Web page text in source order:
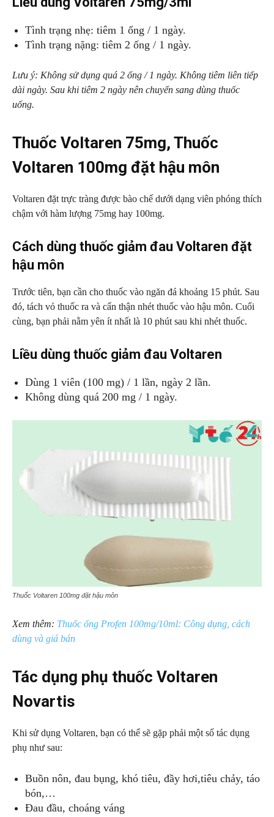
Tình trạng nhẹ: tiêm 1 ống / 1 ngày.
Tình trạng nặng: tiêm 2 ống / 1 ngày.
Lưu ý: Không sử dụng quá 2 ống / 1 ngày. Không tiêm liên tiếp
dài ngày. Sau khi tiêm 2 ngày nên chuyển sang dùng thuốc
uống.
Thuốc Voltaren 75mg, Thuốc
Voltaren 100mg đặt hậu môn
Voltaren đặt trực tràng được bào chế dưới dạng viên phóng thích
chậm với hàm lượng 75mg hay 100mg.
Cách dùng thuốc giảm đau Voltaren đặt
hậu môn
Trước tiên, bạn cần cho thuốc vào ngăn đá khoảng 15 phút. Sau
đó, tách vỏ thuốc ra và cẩn thận nhét thuốc vào hậu môn. Cuối
cùng, bạn phải nằm yên ít nhất là 10 phút sau khi nhét thuốc.
Liều dùng thuốc giảm đau Voltaren
Dùng 1 viên (100 mg) / 1 lần, ngày 2 lần.
Không dùng quá 200 mg / 1 ngày.
Thuốc Voltaren 100mg đặt hậu môn
Xem thêm: Thuốc ống Profen 100mg/10ml: Công dụng, cách
dùng và giá bán
Tác dụng phụ thuốc Voltaren
Novartis
Khi sử dụng Voltaren, bạn có thể sẽ gặp phải một số tác dụng
phụ như sau:
Buồn nôn, đau bụng, khó tiêu, đầy hơi,tiêu chảy, táo
bón,…
Đau đầu, choáng váng